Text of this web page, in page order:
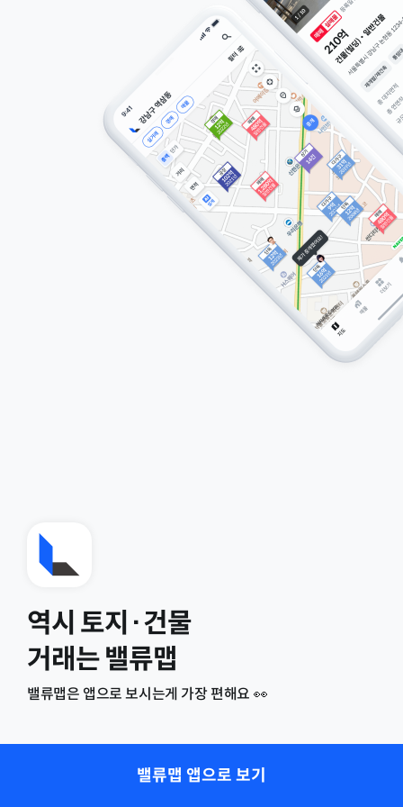
역시 토지·건물
거래는 밸류맵
밸류맵은 앱으로 보시는게 가장 편해요 👀
밸류맵 앱으로 보기